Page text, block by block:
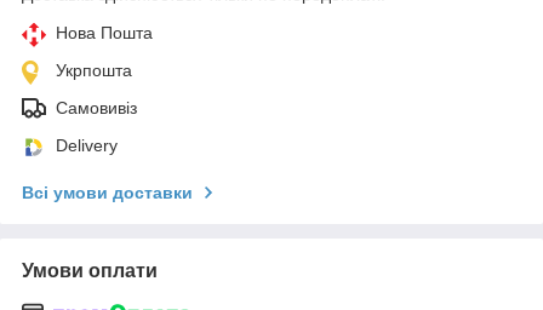
Нова Пошта
Укрпошта
Самовивіз
Delivery
Всі умови доставки
Умови оплати